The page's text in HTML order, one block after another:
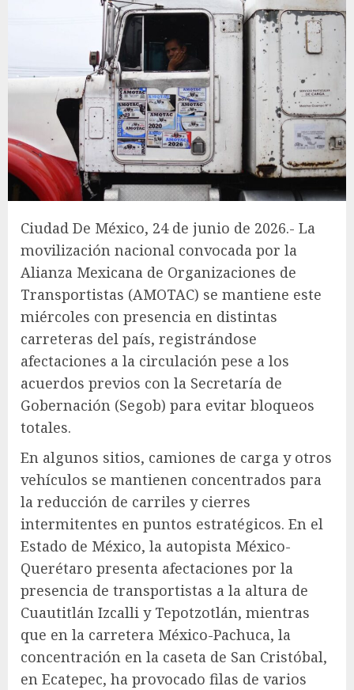
Ciudad De México, 24 de junio de 2026.- La
movilización nacional convocada por la
Alianza Mexicana de Organizaciones de
Transportistas (AMOTAC) se mantiene este
miércoles con presencia en distintas
carreteras del país, registrándose
afectaciones a la circulación pese a los
acuerdos previos con la Secretaría de
Gobernación (Segob) para evitar bloqueos
totales.
En algunos sitios, camiones de carga y otros
vehículos se mantienen concentrados para
la reducción de carriles y cierres
intermitentes en puntos estratégicos. En el
Estado de México, la autopista México-
Querétaro presenta afectaciones por la
presencia de transportistas a la altura de
Cuautitlán Izcalli y Tepotzotlán, mientras
que en la carretera México-Pachuca, la
concentración en la caseta de San Cristóbal,
en Ecatepec, ha provocado filas de varios